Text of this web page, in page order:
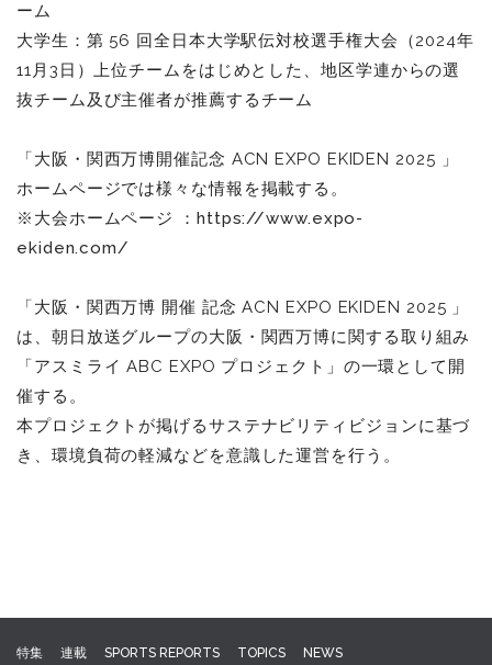
ーム
大学生：第 56 回全日本大学駅伝対校選手権大会（2024年
11月3日）上位チームをはじめとした、地区学連からの選
抜チーム及び主催者が推薦するチーム
「大阪・関西万博開催記念 ACN EXPO EKIDEN 2025 」
ホームページでは様々な情報を掲載する。
※大会ホームページ ： https://www.expo-
ekiden.com/
「大阪・関西万博 開催 記念 ACN EXPO EKIDEN 2025 」
は、朝日放送グループの大阪・関西万博に関する取り組み
「アスミライ ABC EXPO プロジェクト」の一環として開
催する。
本プロジェクトが掲げるサステナビリティビジョンに基づ
き、環境負荷の軽減などを意識した運営を行う。
特集 連載 SPORTS REPORTS TOPICS NEWS